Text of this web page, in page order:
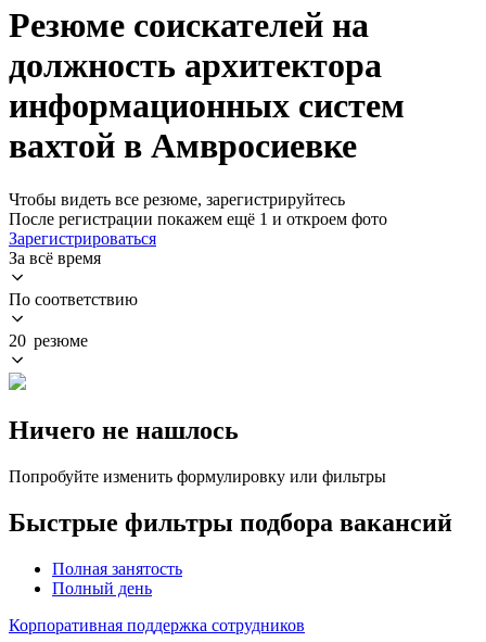
Резюме соискателей на
должность архитектора
информационных систем
вахтой в Амвросиевке
Чтобы видеть все резюме, зарегистрируйтесь
После регистрации покажем ещё 1 и откроем фото
Зарегистрироваться
За всё время
По соответствию
20 резюме
Ничего не нашлось
Попробуйте изменить формулировку или фильтры
Быстрые фильтры подбора вакансий
Полная занятость
Полный день
Корпоративная поддержка сотрудников